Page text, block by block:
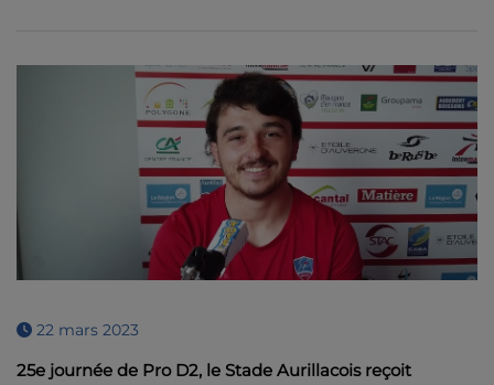
22 mars 2023
25e journée de Pro D2, le Stade Aurillacois reçoit